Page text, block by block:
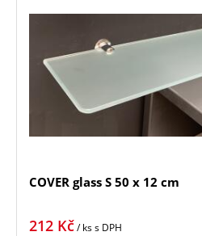
COVER glass S 50 x 12 cm
212 Kč/ kss DPH